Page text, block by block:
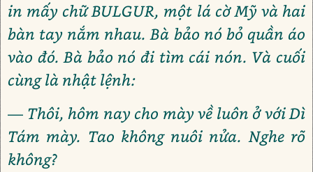
in mấy chữ BULGUR, một lá cờ Mỹ và hai
bàn tay nắm nhau. Bà bảo nó bỏ quần áo
vào đó. Bà bảo nó đi tìm cái nón. Và cuối
cùng là nhật lệnh:
— Thôi, hôm nay cho mày về luôn ở với Dì
Tám mày. Tao không nuôi nửa. Nghe rõ
không?